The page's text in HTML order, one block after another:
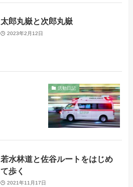
太郎丸嶽と次郎丸嶽
2023年2月12日
活動日記
若水林道と佐谷ルートをはじめ
て歩く
2021年11月17日